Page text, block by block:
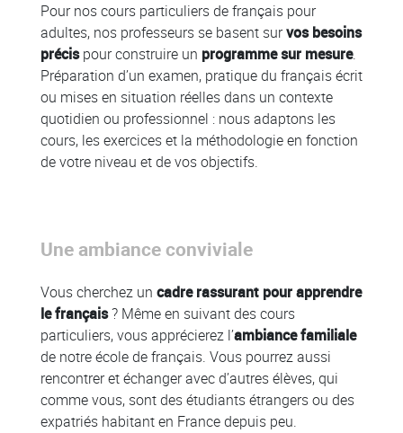
Pour nos cours particuliers de français pour
adultes, nos professeurs se basent survos besoins
précispour construire un programme sur mesure.
Préparation d’un examen, pratique du français écrit
ou mises en situation réelles dans un contexte
quotidien ou professionnel : nous adaptons les
cours, les exercices et la méthodologie en fonction
de votre niveau et de vos objectifs.
Une ambiance conviviale
Vous cherchez un cadre rassurant pour apprendre
le français? Même en suivant des cours
particuliers, vous apprécierez l’ambiance familiale
de notre école de français. Vous pourrez aussi
rencontrer et échanger avec d’autres élèves, qui
comme vous, sont des étudiants étrangers ou des
expatriés habitant en France depuis peu.